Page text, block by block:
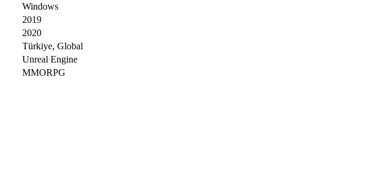
Windows
2019
2020
Türkiye, Global
Unreal Engine
MMORPG